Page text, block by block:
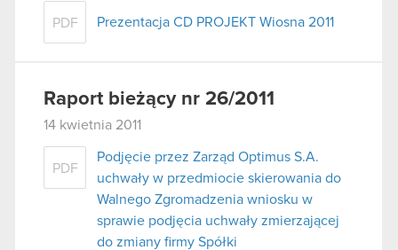
PDF Prezentacja CD PROJEKT Wiosna 2011
Raport bieżący nr 26/2011
14 kwietnia 2011
PDF
Podjęcie przez Zarząd Optimus S.A.
uchwały w przedmiocie skierowania do
Walnego Zgromadzenia wniosku w
sprawie podjęcia uchwały zmierzającej
do zmiany firmy Spółki